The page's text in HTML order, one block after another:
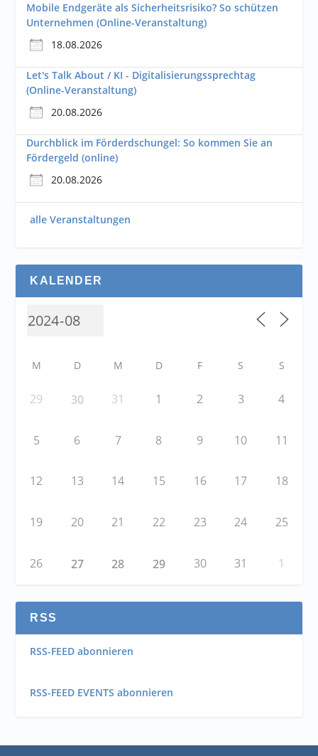
Mobile Endgeräte als Sicherheitsrisiko? So schützen
Unternehmen (Online-Veranstaltung)
18.08.2026
Let's Talk About / KI - Digitalisierungssprechtag
(Online-Veranstaltung)
20.08.2026
Durchblick im Förderdschungel: So kommen Sie an
Fördergeld (online)
20.08.2026
alle Veranstaltungen
KALENDER
M D M D F S S
29 30 31 1 2 3 4
5 6 7 8 9 10 11
12 13 14 15 16 17 18
19 20 21 22 23 24 25
26 27 28 29 30 31 1
RSS
RSS-FEED abonnieren
RSS-FEED EVENTS abonnieren